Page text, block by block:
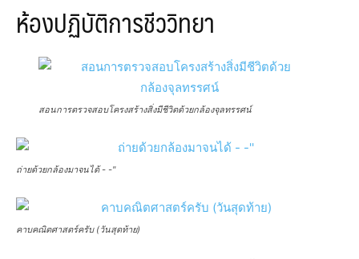
ห้องปฏิบัติการชีววิทยา
สอนการตรวจสอบโครงสร้างสิ่งมีชีวิตด้วยกล้องจุลทรรศน์
ถ่ายด้วยกล้องมาจนได้ - -''
คาบคณิตศาสตร์ครับ (วันสุดท้าย)